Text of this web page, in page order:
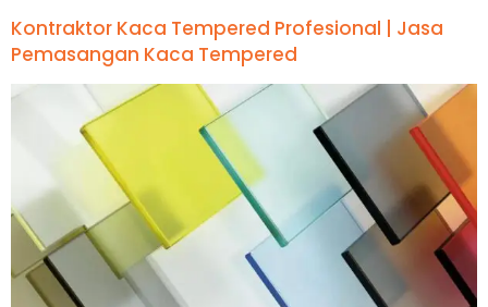
Kontraktor Kaca Tempered Profesional | Jasa
Pemasangan Kaca Tempered